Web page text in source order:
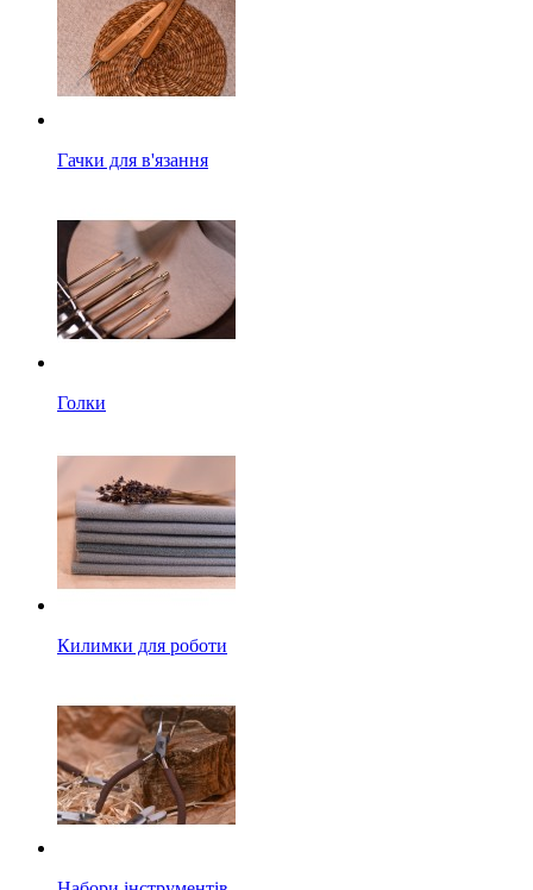
Гачки для в'язання
Голки
Килимки для роботи